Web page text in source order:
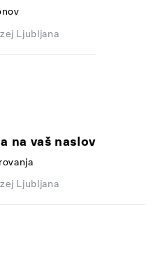
Ljubljana
na vaš naslov
Ljubljana